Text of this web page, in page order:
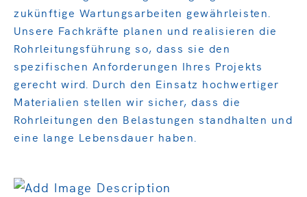
zukünftige Wartungsarbeiten gewährleisten.
Unsere Fachkräfte planen und realisieren die
Rohrleitungsführung so, dass sie den
spezifischen Anforderungen Ihres Projekts
gerecht wird. Durch den Einsatz hochwertiger
Materialien stellen wir sicher, dass die
Rohrleitungen den Belastungen standhalten und
eine lange Lebensdauer haben.